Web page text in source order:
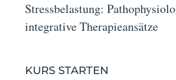
Stressbelastung:
integrative Therapieansätze
KURS STARTEN